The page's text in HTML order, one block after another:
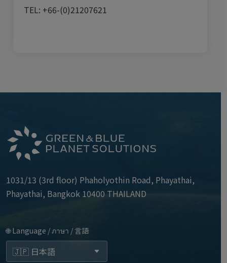
Savannakhet
province, Lao
TEL: +66-(0)21207621
1031/13 (3rd floor) Phaholyothin Road, Phayathai,
Phayathai, Bangkok 10400 THAILAND
🌐 Language / ภาษา / 言語